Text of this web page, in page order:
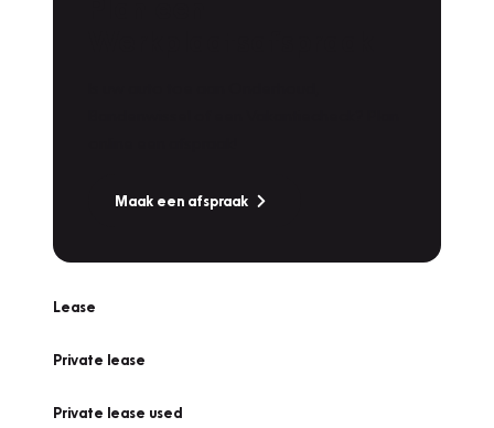
Maak een afspraak
Lease
Private lease
Private lease used